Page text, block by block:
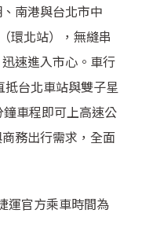
南港與台北市中
環北站），無縫串
速進入市心。車行
台北車站與雙子星
車程即可上高速公
務出行需求，全面
運官方乘車時間為